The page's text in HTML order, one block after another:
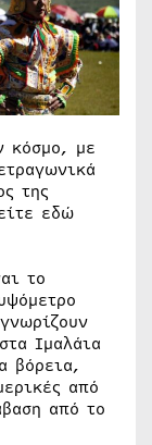
κόσμο, με
της
εδώ
το
Ιμαλάια
βόρεια,
από
από το